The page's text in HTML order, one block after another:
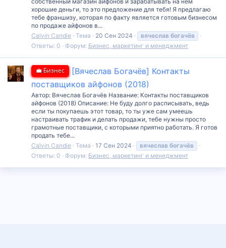
хорошие деньги, то это предложение для тебя! Я предлагаю
тебе франшизу, которая по факту является готовым бизнесом
по продаже айфонов в...
Calvin Candie Тема 20 Сен 2024 вячеслав богачёв
Ответы: 0
Форум: Бизнес, маркетинг и менеджмент
💼 Бизнес
[Вячеслав Богачёв] Контакты
поставщиков айфонов (2018)
Автор: Вячеслав Богачёв Название: Контакты поставщиков
айфонов (2018) Описание: Не буду долго расписывать, ведь
если ты покупаешь этот товар, то ты уже сам умеешь
настраивать трафик и делать продажи, тебе нужны просто
грамотные поставщики, с которыми приятно работать. Я готов
продать тебе...
Calvin Candie Тема 17 Сен 2024 вячеслав богачёв
Ответы: 0
Форум: Бизнес, маркетинг и менеджмент